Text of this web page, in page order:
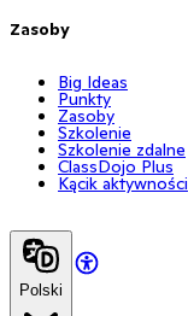
Zasoby
Big Ideas
Punkty
Zasoby
Szkolenie
Szkolenie zdalne
ClassDojo Plus
Kącik aktywności
Polski